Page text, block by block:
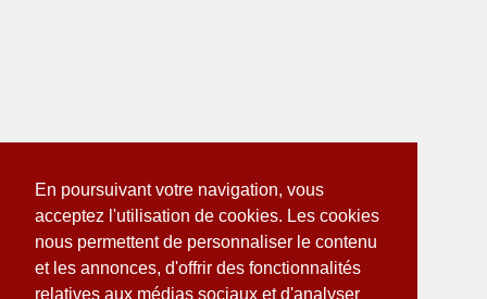
En poursuivant votre navigation, vous
acceptez l'utilisation de cookies. Les cookies
nous permettent de personnaliser le contenu
et les annonces, d'offrir des fonctionnalités
relatives aux médias sociaux et d'analyser